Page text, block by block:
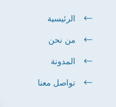
الرئيسية
من نحن
المدونة
تواصل معنا